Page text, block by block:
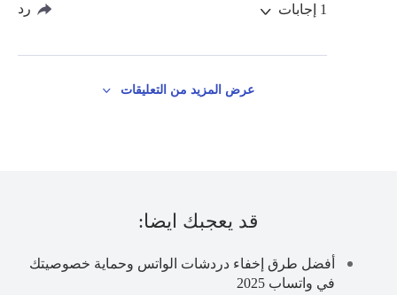
1 إجابات رد
عرض المزيد من التعليقات
قد يعجبك ايضا:
أفضل طرق إخفاء دردشات الواتس وحماية خصوصيتك
في واتساب 2025